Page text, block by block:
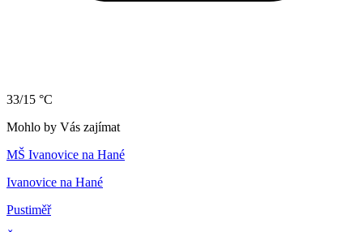
33/15 °C
Mohlo by Vás zajímat
MŠ Ivanovice na Hané
Ivanovice na Hané
Pustiměř